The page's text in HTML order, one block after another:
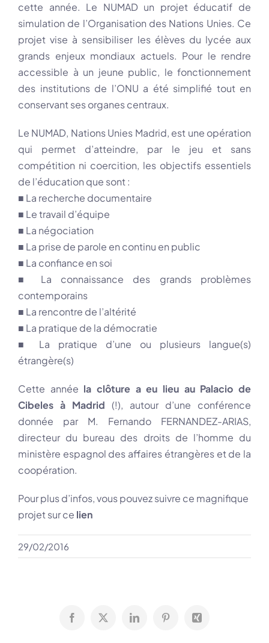
cette année. Le NUMAD un projet éducatif de
simulation de l’Organisation des Nations Unies. Ce
projet vise à sensibiliser les élèves du lycée aux
grands enjeux mondiaux actuels. Pour le rendre
accessible à un jeune public, le fonctionnement
des institutions de l’ONU a été simplifié tout en
conservant ses organes centraux.
Le NUMAD, Nations Unies Madrid, est une opération
qui permet d’atteindre, par le jeu et sans
compétition ni coercition, les objectifs essentiels
de l’éducation que sont :
■ La recherche documentaire
■ Le travail d’équipe
■ La négociation
■ La prise de parole en continu en public
■ La confiance en soi
■ La connaissance des grands problèmes
contemporains
■ La rencontre de l’altérité
■ La pratique de la démocratie
■ La pratique d’une ou plusieurs langue(s)
étrangère(s)
Cette année la clôture a eu lieu au Palacio de
Cibeles à Madrid (!), autour d’une conférence
donnée par M. Fernando FERNANDEZ-ARIAS,
directeur du bureau des droits de l’homme du
ministère espagnol des affaires étrangères et de la
coopération.
Pour plus d’infos, vous pouvez suivre ce magnifique
projet sur ce lien
29/02/2016
Facebook
X LinkedInPinterestXing